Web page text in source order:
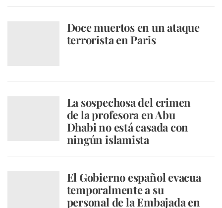
Doce muertos en un ataque
terrorista en Paris
La sospechosa del crimen
de la profesora en Abu
Dhabi no está casada con
ningún islamista
El Gobierno español evacua
temporalmente a su
personal de la Embajada en